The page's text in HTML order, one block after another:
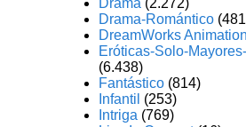
Drama-Romántico
DreamWorks Animation
Eróticas-Solo-
(6.438)
Fantástico (814)
Infantil (253)
Intriga (769)